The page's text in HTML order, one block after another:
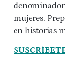
denominador
mujeres.
en historias